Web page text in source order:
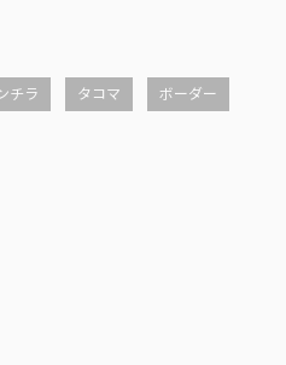
チラ タコマ ボーダー